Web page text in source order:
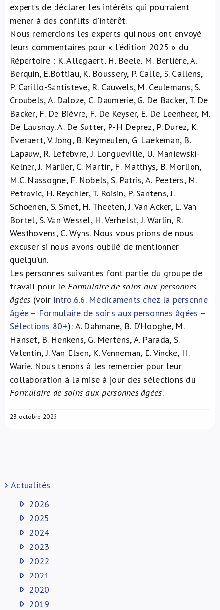
experts de déclarer les intérêts qui pourraient
mener à des conflits d'intérêt.
Nous remercions les experts qui nous ont envoyé
leurs commentaires pour « l’édition 2025 » du
Répertoire : K. Allegaert, H. Beele, M. Berlière, A.
Berquin, E.Bottiau, K. Boussery, P. Calle, S. Callens,
P. Carillo-Santisteve, R. Cauwels, M. Ceulemans, S.
Croubels, A. Daloze, C. Daumerie, G. De Backer, T. De
Backer, F. De Bièvre, F. De Keyser, E. De Leenheer, M.
De Lausnay, A. De Sutter, P-H Deprez, P. Durez, K.
Everaert, V. Jong, B. Keymeulen, G. Laekeman, B.
Lapauw, R. Lefebvre, J. Longueville, U. Maniewski-
Kelner, J. Marlier, C. Martin, F. Matthys, B. Morlion,
M.C. Nassogne, F. Nobels, S. Patris, A. Peeters, M.
Petrovic, H. Reychler, T. Roisin, P. Santens, J.
Schoenen, S. Smet, H. Theeten, J. Van Acker, L. Van
Bortel, S. Van Wessel, H. Verhelst, J. Warlin, R.
Westhovens, C. Wyns. Nous vous prions de nous
excuser si nous avons oublié de mentionner
quelqu’un.
Les personnes suivantes font partie du groupe de
travail pour le Formulaire de soins aux personnes
âgées (voir Intro.6.6. Médicaments chez la personne
âgée – Formulaire de soins aux personnes âgées –
Sélections 80+): A. Dahmane, B. D’Hooghe, M.
Hanset, B. Henkens, G. Mertens, A. Parada, S.
Valentin, J. Van Elsen, K. Venneman, E. Vincke, H.
Warie. Nous tenons à les remercier pour leur
collaboration à la mise à jour des sélections du
Formulaire de soins aux personnes âgées.
23 octobre 2025
Actualités
2026
2025
2024
2023
2022
2021
2020
2019